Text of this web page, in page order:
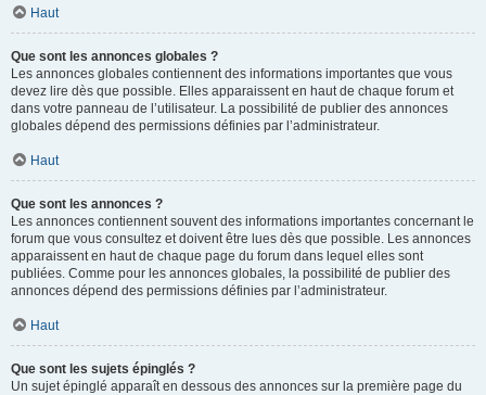
Haut
Que sont les annonces globales ?
Les annonces globales contiennent des informations importantes que vous
devez lire dès que possible. Elles apparaissent en haut de chaque forum et
dans votre panneau de l’utilisateur. La possibilité de publier des annonces
globales dépend des permissions définies par l’administrateur.
Haut
Que sont les annonces ?
Les annonces contiennent souvent des informations importantes concernant le
forum que vous consultez et doivent être lues dès que possible. Les annonces
apparaissent en haut de chaque page du forum dans lequel elles sont
publiées. Comme pour les annonces globales, la possibilité de publier des
annonces dépend des permissions définies par l’administrateur.
Haut
Que sont les sujets épinglés ?
Un sujet épinglé apparaît en dessous des annonces sur la première page du